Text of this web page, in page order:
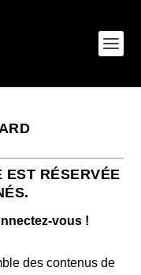
EST RÉSERVÉE
vous !
des contenus de